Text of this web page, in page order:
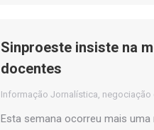
Sinproeste insiste na
docentes
Informação Jornalística, negociação
Esta semana ocorreu mais